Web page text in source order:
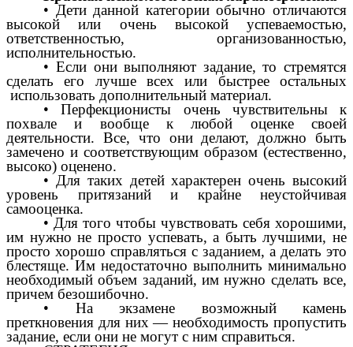
• Дети данной категории обычно отличаются
высокой или очень высокой успеваемостью,
ответственностью, организованностью,
исполнительностью.
• Если они выполняют задание, то стремятся
сделать его лучше всех или быстрее остальных
использовать дополнительный материал.
• Перфекционисты очень чувствительны к
похвале и вообще к любой оценке своей
деятельности. Все, что они делают, должно быть
замечено и соответствующим образом (естественно,
высоко) оценено.
• Для таких детей характерен очень высокий
уровень притязаний и крайне неустойчивая
самооценка.
• Для того чтобы чувствовать себя хорошими,
им нужно не просто успевать, а быть лучшими, не
просто хорошо справляться с заданием, а делать это
блестяще. Им недостаточно выполнить минимально
необходимый объем заданий, им нужно сделать все,
причем безошибочно.
• На экзамене возможный камень
преткновения для них — необходимость пропустить
задание, если они не могут с ним справиться.